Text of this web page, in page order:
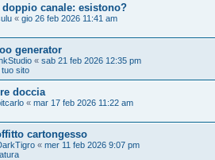
doppio canale: esistono?
« gio 26 feb 2026 11:41 am
generator
« sab 21 feb 2026 12:35 pm
tuo sito
doccia
« mar 17 feb 2026 11:22 am
cartongesso
« mer 11 feb 2026 9:07 pm